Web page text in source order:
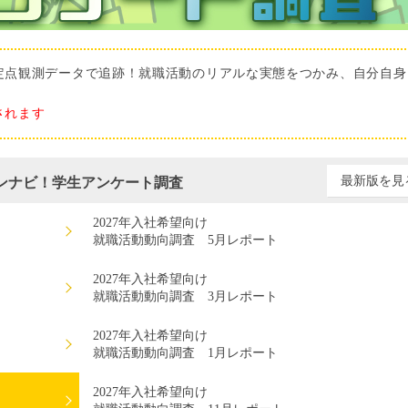
観測データで追跡！就職活動のリアルな実態をつかみ、自分自身
れます
ナビ！学生アンケート調査 最新版を見
2027年入社希望向け
就職活動動向調査 5月レポート
2027年入社希望向け
就職活動動向調査 3月レポート
2027年入社希望向け
就職活動動向調査 1月レポート
2027年入社希望向け